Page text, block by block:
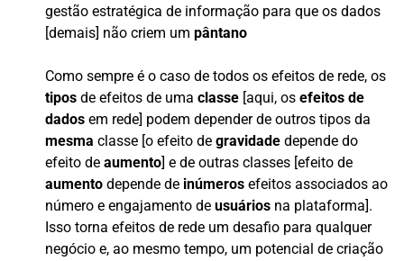
gestão estratégica de informação para que os dados
[demais] não criem um pântano
Como sempre é o caso de todos os efeitos de rede, os
tipos de efeitos de uma classe [aqui, os efeitos de
dados em rede] podem depender de outros tipos da
mesma classe [o efeito de gravidade depende do
efeito de aumento] e de outras classes [efeito de
aumento depende de inúmeros efeitos associados ao
número e engajamento de usuários na plataforma].
Isso torna efeitos de rede um desafio para qualquer
negócio e, ao mesmo tempo, um potencial de criação